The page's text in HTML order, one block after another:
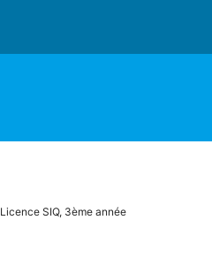
Licence SIQ, 3ème année